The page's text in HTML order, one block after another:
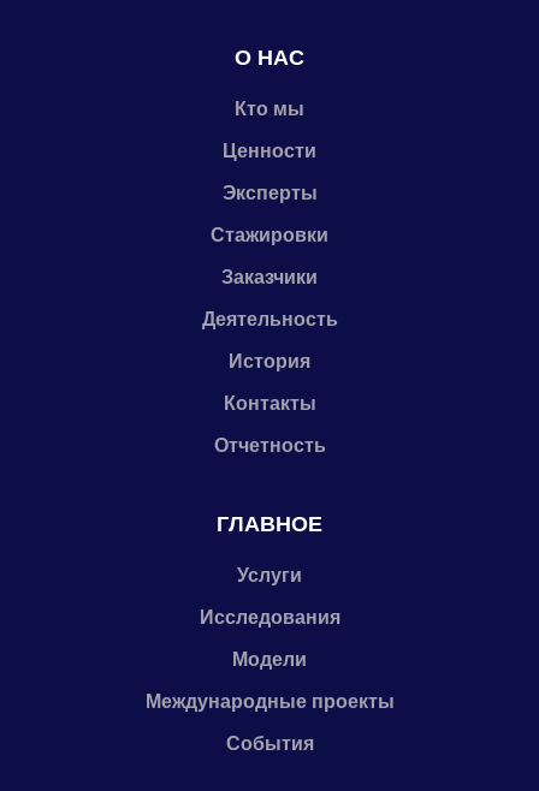
О НАС
Кто мы
Ценности
Эксперты
Стажировки
Заказчики
Деятельность
История
Контакты
Отчетность
ГЛАВНОЕ
Услуги
Исследования
Модели
Международные проекты
События